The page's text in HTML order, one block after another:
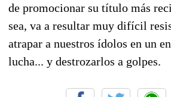
de promocionar su título más
sea, va a resultar muy difícil
atrapar a nuestros ídolos en un
lucha... y destrozarlos a golpes.